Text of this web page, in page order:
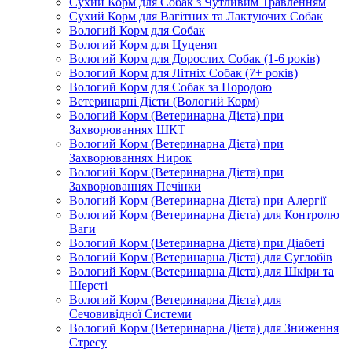
Сухий Корм для Вагітних та Лактуючих Собак
Вологий Корм для Собак
Вологий Корм для Цуценят
Вологий Корм для Дорослих Собак (1-6 років)
Вологий Корм для Літніх Собак (7+ років)
Вологий Корм для Собак за Породою
Ветеринарні Дієти (Вологий Корм)
Вологий Корм (Ветеринарна Дієта) при
Захворюваннях ШКТ
Вологий Корм (Ветеринарна Дієта) при
Захворюваннях Нирок
Вологий Корм (Ветеринарна Дієта) при
Захворюваннях Печінки
Вологий Корм (Ветеринарна Дієта) при Алергії
Вологий Корм (Ветеринарна Дієта) для Контролю
Ваги
Вологий Корм (Ветеринарна Дієта) при Діабеті
Вологий Корм (Ветеринарна Дієта) для Суглобів
Вологий Корм (Ветеринарна Дієта) для Шкіри та
Шерсті
Вологий Корм (Ветеринарна Дієта) для
Сечовивідної Системи
Вологий Корм (Ветеринарна Дієта) для Зниження
Стресу